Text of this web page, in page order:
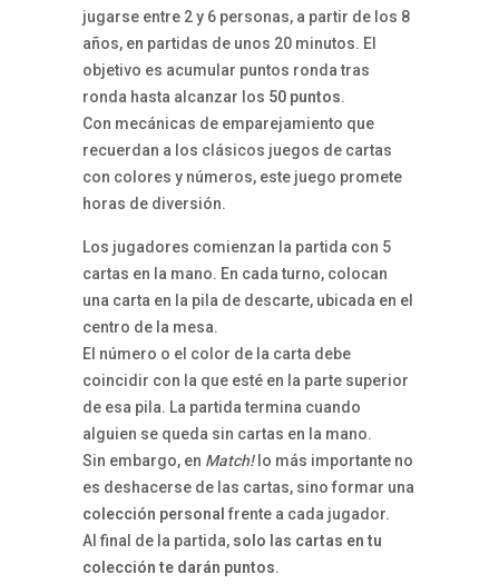
jugarse entre 2 y 6 personas, a partir de los 8
años, en partidas de unos 20 minutos. El
objetivo es acumular puntos ronda tras
ronda hasta alcanzar los 50 puntos.
Con mecánicas de emparejamiento que
recuerdan a los clásicos juegos de cartas
con colores y números, este juego promete
horas de diversión.
Los jugadores comienzan la partida con 5
cartas en la mano. En cada turno, colocan
una carta en la pila de descarte, ubicada en el
centro de la mesa.
El número o el color de la carta debe
coincidir con la que esté en la parte superior
de esa pila. La partida termina cuando
alguien se queda sin cartas en la mano.
Sin embargo, en Match!lo más importante no
es deshacerse de las cartas, sino formar una
colección personal frente a cada jugador.
Al final de la partida, solo las cartas en tu
colección te darán puntos.